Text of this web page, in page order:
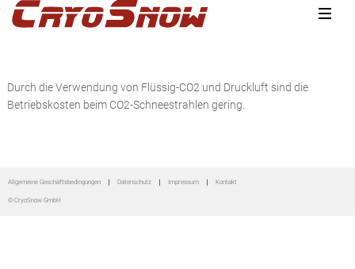
Zur
Hauptnavigation
Zum
Inhalt
Zur
Seitenspalte
Durch die Verwendung von Flüssig-CO2 und Druckluft sind die
Betriebskosten beim CO2-Schneestrahlen gering.
Seitenspalte
Allgemeine Geschäftsbedingungen Datenschutz Impressum Kontakt
© CryoSnow GmbH